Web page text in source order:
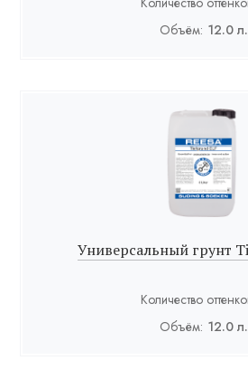
Объём: 12.0 л.
Универсальный грунт
Количество
Объём: 12.0 л.